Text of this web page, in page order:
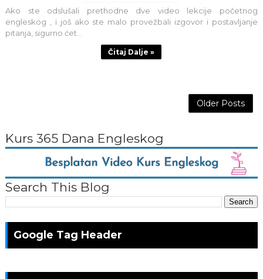
Ako ste odslušali prethodne dve video lekcije početnog
engleskog , i još ako ste malo provežbali izgovor i postavljanje
pitanja, sigurno ćet...
Čitaj Dalje »
Older Posts
Kurs 365 Dana Engleskog
Search This Blog
Google Tag Header